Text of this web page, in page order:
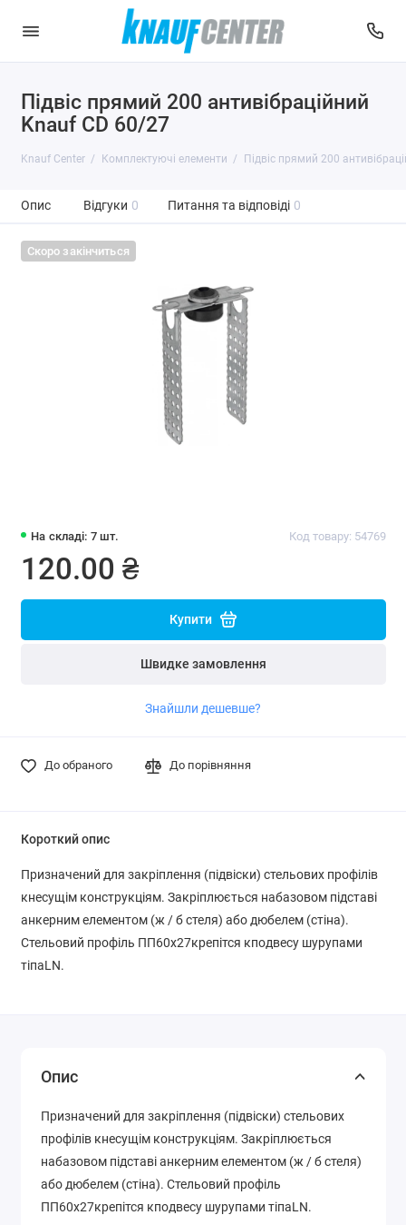
Підвіс прямий 200 антивібраційний
Knauf CD 60/27
Knauf Center Комплектуючі елементи Підвіс прямий 200
Опис Відгуки 0 Питання та відповіді 0
Скоро закінчиться
На складі: 7 шт. Код товару: 54769
120.00 ₴
Купити
Швидке замовлення
Знайшли дешевше?
До обраного До порівняння
Короткий опис
Призначений для закріплення (підвіски) стельових профілів
кнесущім конструкціям. Закріплюється набазовом підставі
анкерним елементом (ж / б стеля) або дюбелем (стіна).
Стельовий профіль ПП60х27крепітся кподвесу шурупами
тіпаLN.
Опис
Призначений для закріплення (підвіски) стельових
профілів кнесущім конструкціям. Закріплюється
набазовом підставі анкерним елементом (ж / б стеля)
або дюбелем (стіна). Стельовий профіль
ПП60х27крепітся кподвесу шурупами тіпаLN.